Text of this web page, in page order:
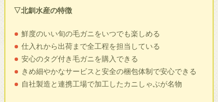
▽北釧水産の特徴
鮮度のいい旬の毛ガニをいつでも楽しめる
仕入れから出荷まで全工程を担当している
安心のタグ付き毛ガニを購入できる
きめ細やかなサービスと安全の梱包体制で安心できる
自社製造と連携工場で加工したカニしゃぶが名物